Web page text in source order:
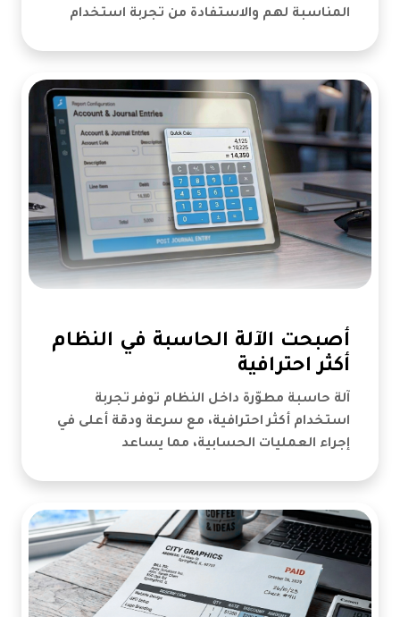
المناسبة لهم والاستفادة من تجربة استخدام
أصبحت الآلة الحاسبة في النظام
أكثر احترافية
آلة حاسبة مطوّرة داخل النظام توفر تجربة
استخدام أكثر احترافية، مع سرعة ودقة أعلى في
إجراء العمليات الحسابية، مما يساعد
بسهولة وكفاءة أكبر دون الحاجة إلى أدوات
خارجية.